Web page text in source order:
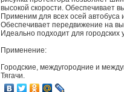
высокой скорости. Обеспечивает
Применим для всех осей автобуса
Обеспечивает передвижение на
Идеально подходит для городских
Применение:
Городские, междугородние и
Тягачи.